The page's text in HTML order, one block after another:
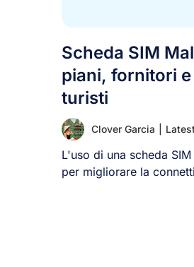
Scheda SIM
piani, fornitori
turisti
Clover Garcia
L'uso di una scheda
per migliorare la